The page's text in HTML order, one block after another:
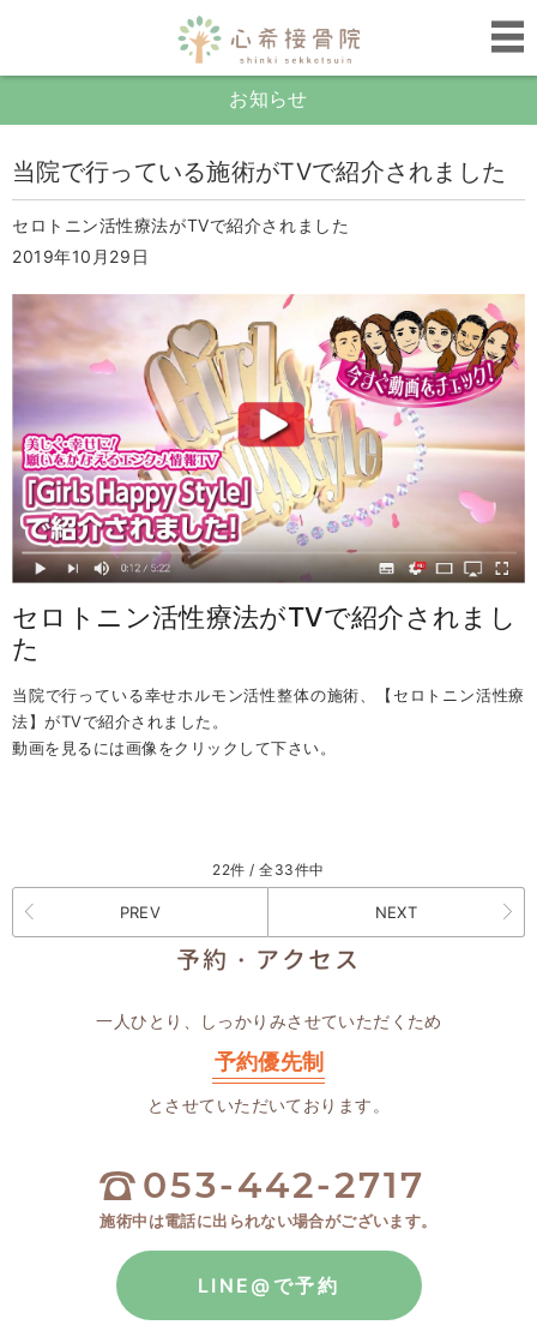
お知らせ
当院で行っている施術がTVで紹介されました
セロトニン活性療法がTVで紹介されました
2019年10月29日
セロトニン活性療法がTVで紹介されまし
た
当院で行っている幸せホルモン活性整体の施術、【セロトニン活性療
法】がTVで紹介されました。
動画を見るには画像をクリックして下さい。
22件 / 全33件中
PREV NEXT
予約・アクセス
一人ひとり、しっかりみさせていただくため
予約優先制
とさせていただいております。
053-442-2717
施術中は電話に出られない場合がございます。
LINE@で予約